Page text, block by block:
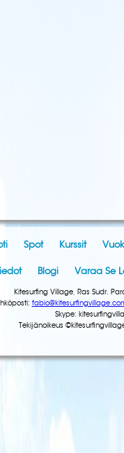
Spot Kurssit
Blogi Varaa Se
Kitesurfing Village, Ras Sudr.
Skype:
Tekijänoikeus